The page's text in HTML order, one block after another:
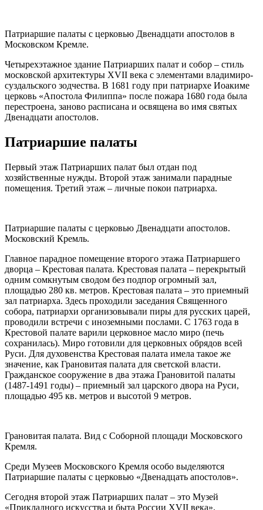
Патриаршие палаты с церковью Двенадцати апостолов в
Московском Кремле.
Четырехэтажное здание Патриарших палат и собор – стиль
московской архитектуры XVII века с элементами владимиро-
суздальского зодчества. В 1681 году при патриархе Иоакиме
церковь «Апостола Филиппа» после пожара 1680 года была
перестроена, заново расписана и освящена во имя святых
Двенадцати апостолов.
Патриаршие палаты
Первый этаж Патриарших палат был отдан под
хозяйственные нужды. Второй этаж занимали парадные
помещения. Третий этаж – личные покои патриарха.
Патриаршие палаты с церковью Двенадцати апостолов.
Московский Кремль.
Главное парадное помещение второго этажа Патриаршего
дворца – Крестовая палата. Крестовая палата – перекрытый
одним сомкнутым сводом без подпор огромный зал,
площадью 280 кв. метров. Крестовая палата – это приемный
зал патриарха. Здесь проходили заседания Священного
собора, патриархи организовывали пиры для русских царей,
проводили встречи с иноземными послами. С 1763 года в
Крестовой палате варили церковное масло миро (печь
сохранилась). Миро готовили для церковных обрядов всей
Руси. Для духовенства Крестовая палата имела такое же
значение, как Грановитая палата для светской власти.
Гражданское сооружение в два этажа Грановитой палаты
(1487-1491 годы) – приемный зал царского двора на Руси,
площадью 495 кв. метров и высотой 9 метров.
Грановитая палата. Вид с Соборной площади Московского
Кремля.
Среди Музеев Московского Кремля особо выделяются
Патриаршие палаты с церковью «Двенадцать апостолов».
Сегодня второй этаж Патриарших палат – это Музей
«Прикладного искусства и быта России XVII века».